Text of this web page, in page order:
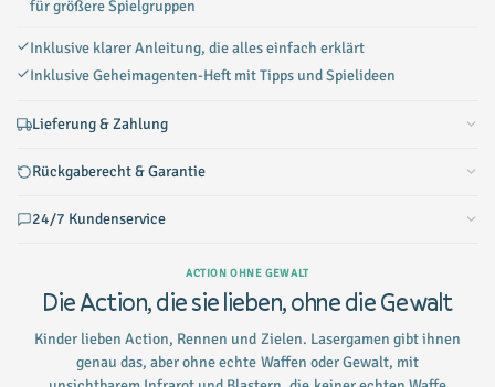
für größere Spielgruppen
Inklusive klarer Anleitung, die alles einfach erklärt
Inklusive Geheimagenten-Heft mit Tipps und Spielideen
Lieferung & Zahlung
Rückgaberecht & Garantie
24/7 Kundenservice
ACTION OHNE GEWALT
Die Action, die sie lieben, ohne die Gewalt
Kinder lieben Action, Rennen und Zielen. Lasergamen gibt ihnen
genau das, aber ohne echte Waffen oder Gewalt, mit